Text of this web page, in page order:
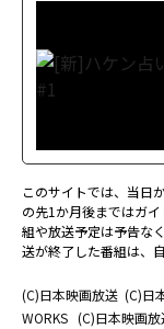
このサイトでは、当日
の先1か月後まではガ
組や放送予定は予告な
送が終了した番組は、
(C)日本映画放送 (C)日
WORKS (C)日本映画放